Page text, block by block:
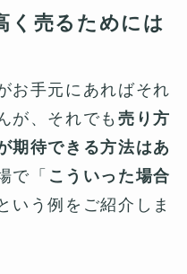
く売るためには
お手元にあればそれ
が、それでも 売り方
期待できる方法はあ
で「 こういった場合
いう例をご紹介しま